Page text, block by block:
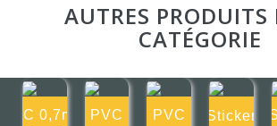
AUTRES PRODUITS
CATÉGORIE
PVC 0,7mm
PVC
PVC
Sticker